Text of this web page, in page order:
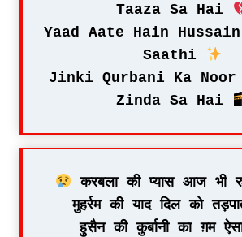
Taaza Sa Hai
Yaad Aate Hain
Saathi
Jinki Qurbani Ka
Zinda Sa Hai
करबला की प्यास आज भी
मुहर्रम की याद दिल को
हुसैन की कुर्बानी का ग़म